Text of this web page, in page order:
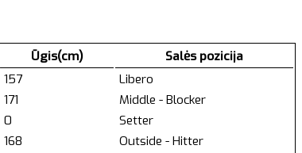
Ūgis(cm)
Salės pozicija
157
Libero
171
Middle - Blocker
0
Setter
168
Outside - Hitter